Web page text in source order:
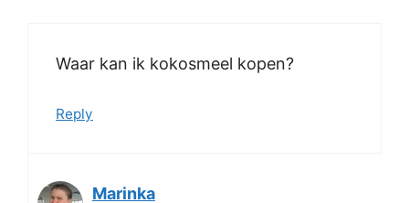
Waar kan ik kokosmeel kopen?
Reply
Marinka